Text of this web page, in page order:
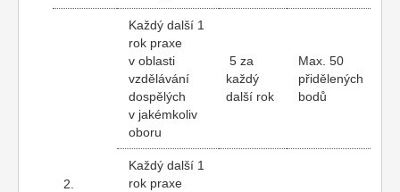
2.
Každý další 1
rok praxe
v oblasti
vzdělávání
dospělých
v jakémkoliv
oboru
5 za
každý
další rok
Max. 50
přidělených
bodů
Každý další 1
rok praxe